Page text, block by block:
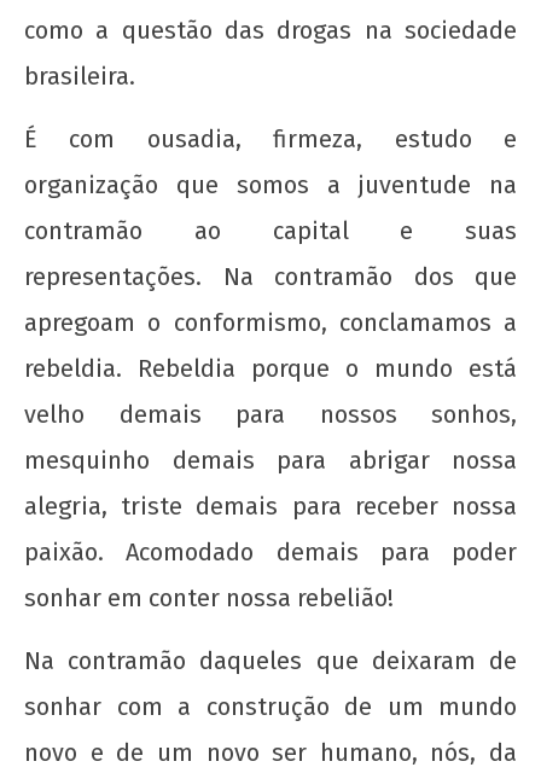
como a questão das drogas na sociedade
brasileira.
É com ousadia, firmeza, estudo e
organização que somos a juventude na
contramão ao capital e suas
representações. Na contramão dos que
apregoam o conformismo, conclamamos a
rebeldia. Rebeldia porque o mundo está
velho demais para nossos sonhos,
mesquinho demais para abrigar nossa
alegria, triste demais para receber nossa
paixão. Acomodado demais para poder
sonhar em conter nossa rebelião!
Na contramão daqueles que deixaram de
sonhar com a construção de um mundo
novo e de um novo ser humano, nós, da